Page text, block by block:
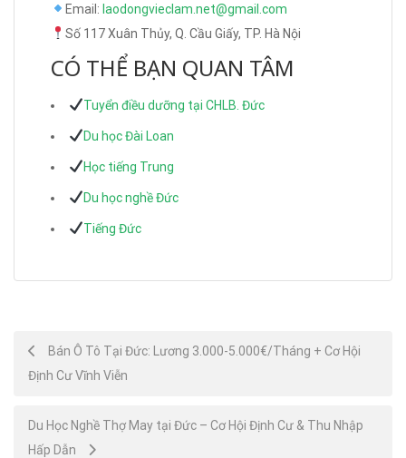
Email: laodongvieclam.net@gmail.com
Số 117 Xuân Thủy, Q. Cầu Giấy, TP. Hà Nội
CÓ THỂ BẠN QUAN TÂM
Tuyển điều dưỡng tại CHLB. Đức
Du học Đài Loan
Học tiếng Trung
Du học nghề Đức
Tiếng Đức
Post
navigation
Bán Ô Tô Tại Đức: Lương 3.000-5.000€/Tháng + Cơ Hội
Định Cư Vĩnh Viễn
Du Học Nghề Thợ May tại Đức – Cơ Hội Định Cư & Thu Nhập
Hấp Dẫn